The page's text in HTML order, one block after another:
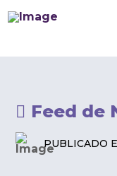
Feed de
PUBLICADO